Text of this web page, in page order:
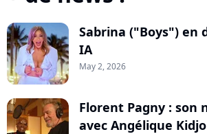
Sabrina ("Boys") en
IA
May 2, 2026
Florent Pagny : son
avec Angélique Kidjo